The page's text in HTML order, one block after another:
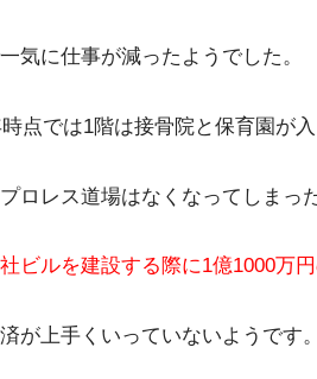
気に仕事が減ったようでした。
点では1階は接骨院と保育園が入
ロレス道場はなくなってしまっ
ビルを建設する際に1億1000万
が上手くいっていないようです。